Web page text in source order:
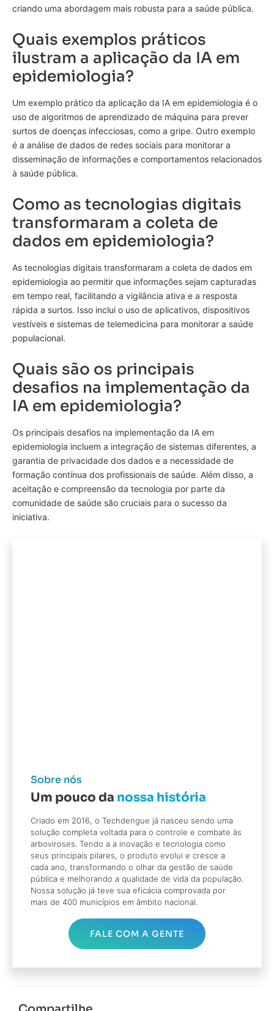
criando uma abordagem mais robusta para a saúde pública.
Quais exemplos práticos
ilustram a aplicação da IA em
epidemiologia?
Um exemplo prático da aplicação da IA em epidemiologia é o
uso de algoritmos de aprendizado de máquina para prever
surtos de doenças infecciosas, como a gripe. Outro exemplo
é a análise de dados de redes sociais para monitorar a
disseminação de informações e comportamentos relacionados
à saúde pública.
Como as tecnologias digitais
transformaram a coleta de
dados em epidemiologia?
As tecnologias digitais transformaram a coleta de dados em
epidemiologia ao permitir que informações sejam capturadas
em tempo real, facilitando a vigilância ativa e a resposta
rápida a surtos. Isso inclui o uso de aplicativos, dispositivos
vestíveis e sistemas de telemedicina para monitorar a saúde
populacional.
Quais são os principais
desafios na implementação da
IA em epidemiologia?
Os principais desafios na implementação da IA em
epidemiologia incluem a integração de sistemas diferentes, a
garantia de privacidade dos dados e a necessidade de
formação contínua dos profissionais de saúde. Além disso, a
aceitação e compreensão da tecnologia por parte da
comunidade de saúde são cruciais para o sucesso da
iniciativa.
Sobre nós
Um pouco da nossa história
Criado em 2016, o Techdengue já nasceu sendo uma
solução completa voltada para o controle e combate às
arboviroses. Tendo a a inovação e tecnologia como
seus principais pilares, o produto evolui e cresce a
cada ano, transformando o olhar da gestão de saúde
pública e melhorando a qualidade de vida da população.
Nossa solução já teve sua eficácia comprovada por
mais de 400 municípios em âmbito nacional.
FALE COM A GENTE